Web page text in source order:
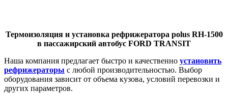
Термоизоляция и установка рефрижератора polus RH-1500
в пассажирский автобус FORD TRANSIT
Наша компания предлагает быстро и качественно установить
рефрижераторы с любой производительностью. Выбор
оборудования зависит от объема кузова, условий перевозки и
других параметров.